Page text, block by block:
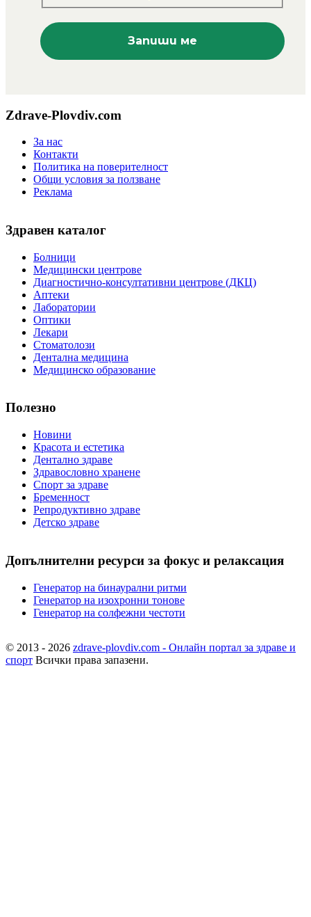
Zdrave-Plovdiv.com
За нас
Контакти
Политика на поверителност
Общи условия за ползване
Реклама
Здравен каталог
Болници
Медицински центрове
Диагностично-консултативни центрове (ДКЦ)
Аптеки
Лаборатории
Оптики
Лекари
Стоматолози
Дентална медицина
Медицинско образование
Полезно
Новини
Красота и естетика
Дентално здраве
Здравословно хранене
Спорт за здраве
Бременност
Репродуктивно здраве
Детско здраве
Допълнителни ресурси за фокус и релаксация
Генератор на бинаурални ритми
Генератор на изохронни тонове
Генератор на солфежни честоти
© 2013 - 2026 zdrave-plovdiv.com - Онлайн портал за здраве и
спорт Всички права запазени.